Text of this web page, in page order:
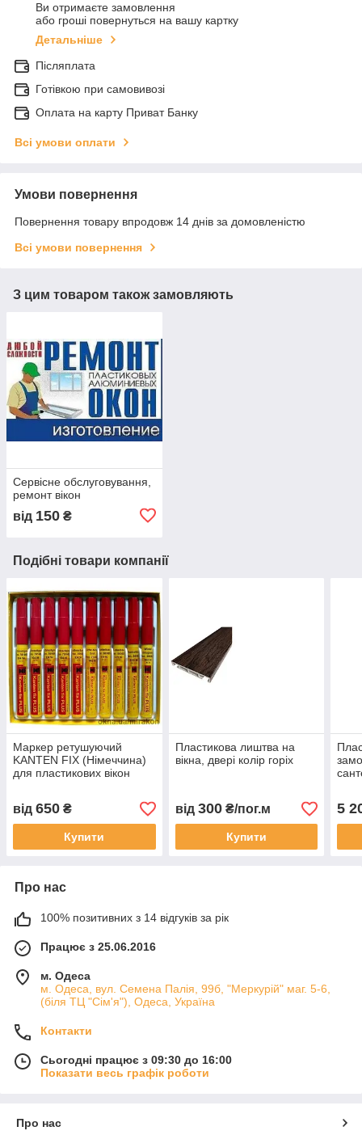
Ви отримаєте замовлення
або гроші повернуться на вашу картку
Детальніше
Післяплата
Готівкою при самовивозі
Оплата на карту Приват Банку
Всі умови оплати
Умови повернення
Повернення товару впродовж 14 днів за домовленістю
Всі умови повернення
З цим товаром також замовляють
Сервісне обслуговування,
ремонт вікон
від 150 ₴
Подібні товари компанії
Маркер ретушуючий
KANTEN FIX (Німеччина)
для пластикових вікон
від 650 ₴
Купити
Пластикова лиштва на
вікна, двері колір горіх
від 300₴/пог.м
Купити
5
Про нас
100% позитивних з 14 відгуків за рік
Працює з 25.06.2016
м. Одеса
м. Одеса, вул. Семена Палія, 99б, "Меркурій" маг. 5-6,
(біля ТЦ "Сім'я"), Одеса, Україна
Контакти
Сьогодні працює з 09:30 до 16:00
Показати весь графік роботи
Про нас